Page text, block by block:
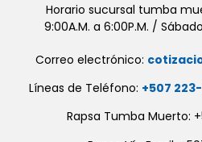
Horario sucursal tumba
9:00A.M. a 6:00P.M. /
Correo electrónico:
Líneas de Teléfono: +507
Rapsa Tumba Muerto: